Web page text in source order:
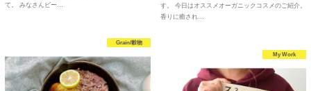
て。 みなさんビー…
す。 今日はオススメオーガニックコスメのご紹介。
香りに癒され…
Grain/穀物
My Work